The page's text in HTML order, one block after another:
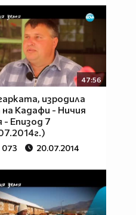
47:56
изродила
на Кадафи - Ничия
- Епизод 7
073 20.07.2014